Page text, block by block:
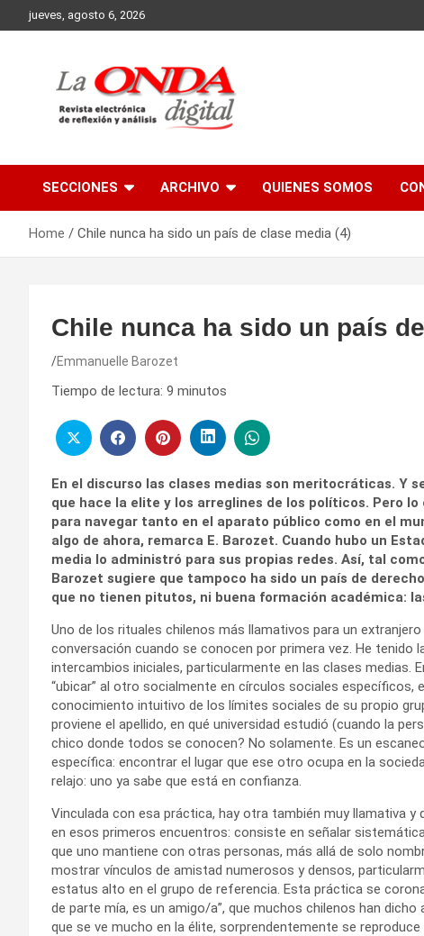
to
jueves, agosto 6, 2026
SECCIONES ARCHIVO QUIENES SOMOS
Home Chile nunca ha sido un país de clase media (4)
Chile nunca ha sido un país
Emmanuelle Barozet
Tiempo de lectura: 9 minutos
En el discurso las clases medias son meritocráticas. Y
que hace la elite y los arreglines de los políticos. Pero
para navegar tanto en el aparato público como en el
algo de ahora, remarca E. Barozet. Cuando hubo un
media lo administró para sus propias redes. Así, tal
Barozet sugiere que tampoco ha sido un país de
que no tienen pitutos, ni buena formación académica:
Uno de los rituales chilenos más llamativos para un
conversación cuando se conocen por primera vez. He tenido
intercambios iniciales, particularmente en las clases medias.
“ubicar” al otro socialmente en círculos sociales específicos,
conocimiento intuitivo de los límites sociales de su propio
proviene el apellido, en qué universidad estudió (cuando la
chico donde todos se conocen? No solamente. Es un
específica: encontrar el lugar que ese otro ocupa en la
relajo: uno ya sabe que está en confianza.
Vinculada con esa práctica, hay otra también muy llamativa y
en esos primeros encuentros: consiste en señalar
que uno mantiene con otras personas, más allá de solo
mostrar vínculos de amistad numerosos y densos,
estatus alto en el grupo de referencia. Esta práctica se
de parte mía, es un amigo/a”, que muchos chilenos han dicho
que se ve mucho en la élite, sorprendentemente se